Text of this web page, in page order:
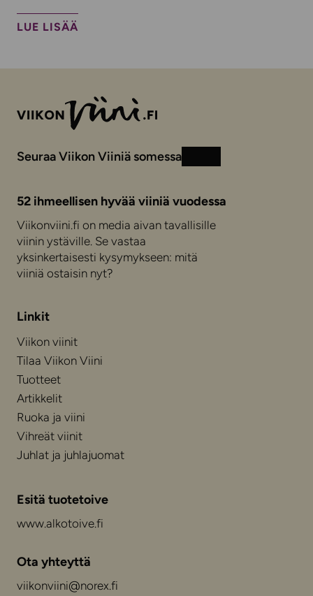
LUE LISÄÄ
Seuraa Viikon Viiniä somessa Instagram
Facebook
52 ihmeellisen hyvää viiniä vuodessa
Viikonviini.fi on media aivan tavallisille
viinin ystäville. Se vastaa
yksinkertaisesti kysymykseen: mitä
viiniä ostaisin nyt?
Linkit
Viikon viinit
Tilaa Viikon Viini
Tuotteet
Artikkelit
Ruoka ja viini
Vihreät viinit
Juhlat ja juhlajuomat
Esitä tuotetoive
www.alkotoive.fi
Ota yhteyttä
viikonviini@norex.fi